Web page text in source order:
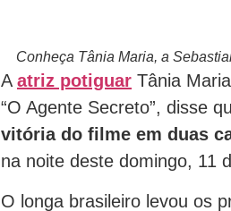
Conheça Tânia Maria, a
A atriz potiguar Tânia
“O Agente Secreto”, disse
vitória do filme em duas
na noite deste domingo, 11
O longa brasileiro levou os